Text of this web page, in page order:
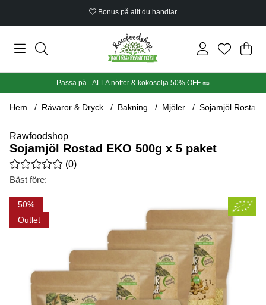
Bonus på allt du handlar
Din
.
Passa på - ALLA nötter & kokosolja 50% OFF 🥜
Hem Råvaror & Dryck Bakning Mjöler Sojamjöl Rostad
Rawfoodshop
Sojamjöl Rostad EKO 500g x 5 paket
Medelbetyg 0 av 5 Antal betyg 0
(0)
Bäst före:
50
Outlet
Produktbilder Sojamjöl Rostad EKO 500g x 5 paket